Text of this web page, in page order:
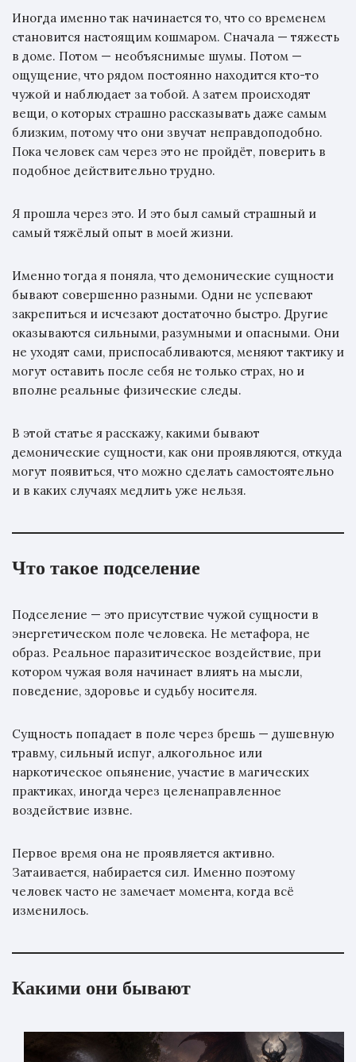
Иногда именно так начинается то, что со временем
становится настоящим кошмаром. Сначала — тяжесть
в доме. Потом — необъяснимые шумы. Потом —
ощущение, что рядом постоянно находится кто-то
чужой и наблюдает за тобой. А затем происходят
вещи, о которых страшно рассказывать даже самым
близким, потому что они звучат неправдоподобно.
Пока человек сам через это не пройдёт, поверить в
подобное действительно трудно.
Я прошла через это. И это был самый страшный и
самый тяжёлый опыт в моей жизни.
Именно тогда я поняла, что демонические сущности
бывают совершенно разными. Одни не успевают
закрепиться и исчезают достаточно быстро. Другие
оказываются сильными, разумными и опасными. Они
не уходят сами, приспосабливаются, меняют тактику и
могут оставить после себя не только страх, но и
вполне реальные физические следы.
В этой статье я расскажу, какими бывают
демонические сущности, как они проявляются, откуда
могут появиться, что можно сделать самостоятельно
и в каких случаях медлить уже нельзя.
Что такое подселение
Подселение — это присутствие чужой сущности в
энергетическом поле человека. Не метафора, не
образ. Реальное паразитическое воздействие, при
котором чужая воля начинает влиять на мысли,
поведение, здоровье и судьбу носителя.
Сущность попадает в поле через брешь — душевную
травму, сильный испуг, алкогольное или
наркотическое опьянение, участие в магических
практиках, иногда через целенаправленное
воздействие извне.
Первое время она не проявляется активно.
Затаивается, набирается сил. Именно поэтому
человек часто не замечает момента, когда всё
изменилось.
Какими они бывают